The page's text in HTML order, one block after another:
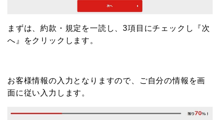
まずは、約款・規定を一読し、3項目にチェックし『次
へ』をクリックします。
お客様情報の入力となりますので、ご自分の情報を画
面に従い入力します。